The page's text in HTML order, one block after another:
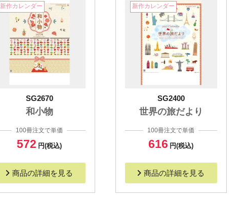
新作カレンダー
SG2670
和小物
100冊注文で単価
572 円(税込)
商品の詳細を見る
新作カレンダー
SG2400
世界の旅だより
100冊注文で単価
616 円(税込)
商品の詳細を見る